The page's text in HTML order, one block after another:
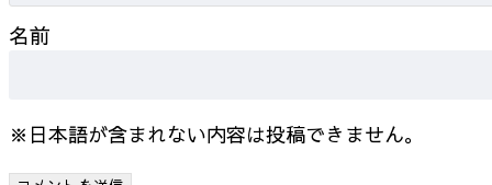
名前
※日本語が含まれない内容は投稿できません。